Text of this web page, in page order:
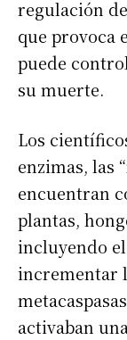
regulación
que provoca
puede
su muerte.
Los
enzimas, las
encuentran
plantas,
incluyendo
incrementar
activaban